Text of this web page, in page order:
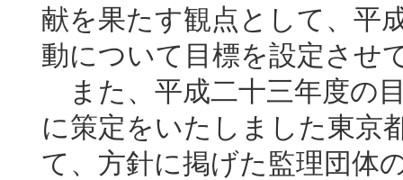
献を果たす観点として、平
動について目標を設定させ
また、平成二十三年度の
に策定をいたしました東京
て、方針に掲げた監理団体